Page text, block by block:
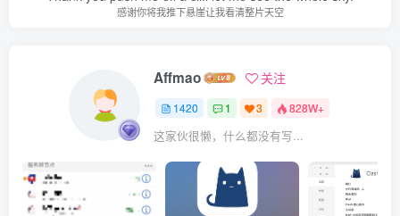
感谢你将我推下悬崖让我看清整片天空
Affmao 关注
1420 1 3 828W+
这家伙很懒，什么都没有写...